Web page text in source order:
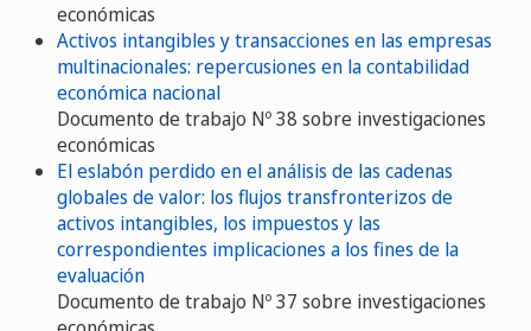
económicas
Activos intangibles y transacciones en las empresas
multinacionales: repercusiones en la contabilidad
económica nacional
Documento de trabajo Nº 38 sobre investigaciones
económicas
El eslabón perdido en el análisis de las cadenas
globales de valor: los flujos transfronterizos de
activos intangibles, los impuestos y las
correspondientes implicaciones a los fines de la
evaluación
Documento de trabajo Nº 37 sobre investigaciones